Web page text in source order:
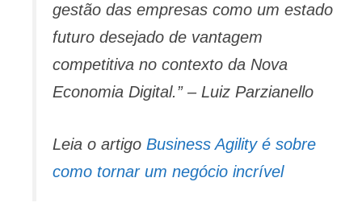
gestão das empresas como um estado
futuro desejado de vantagem
competitiva no contexto da Nova
Economia Digital.” – Luiz Parzianello
Leia o artigo Business Agility é sobre
como tornar um negócio incrível